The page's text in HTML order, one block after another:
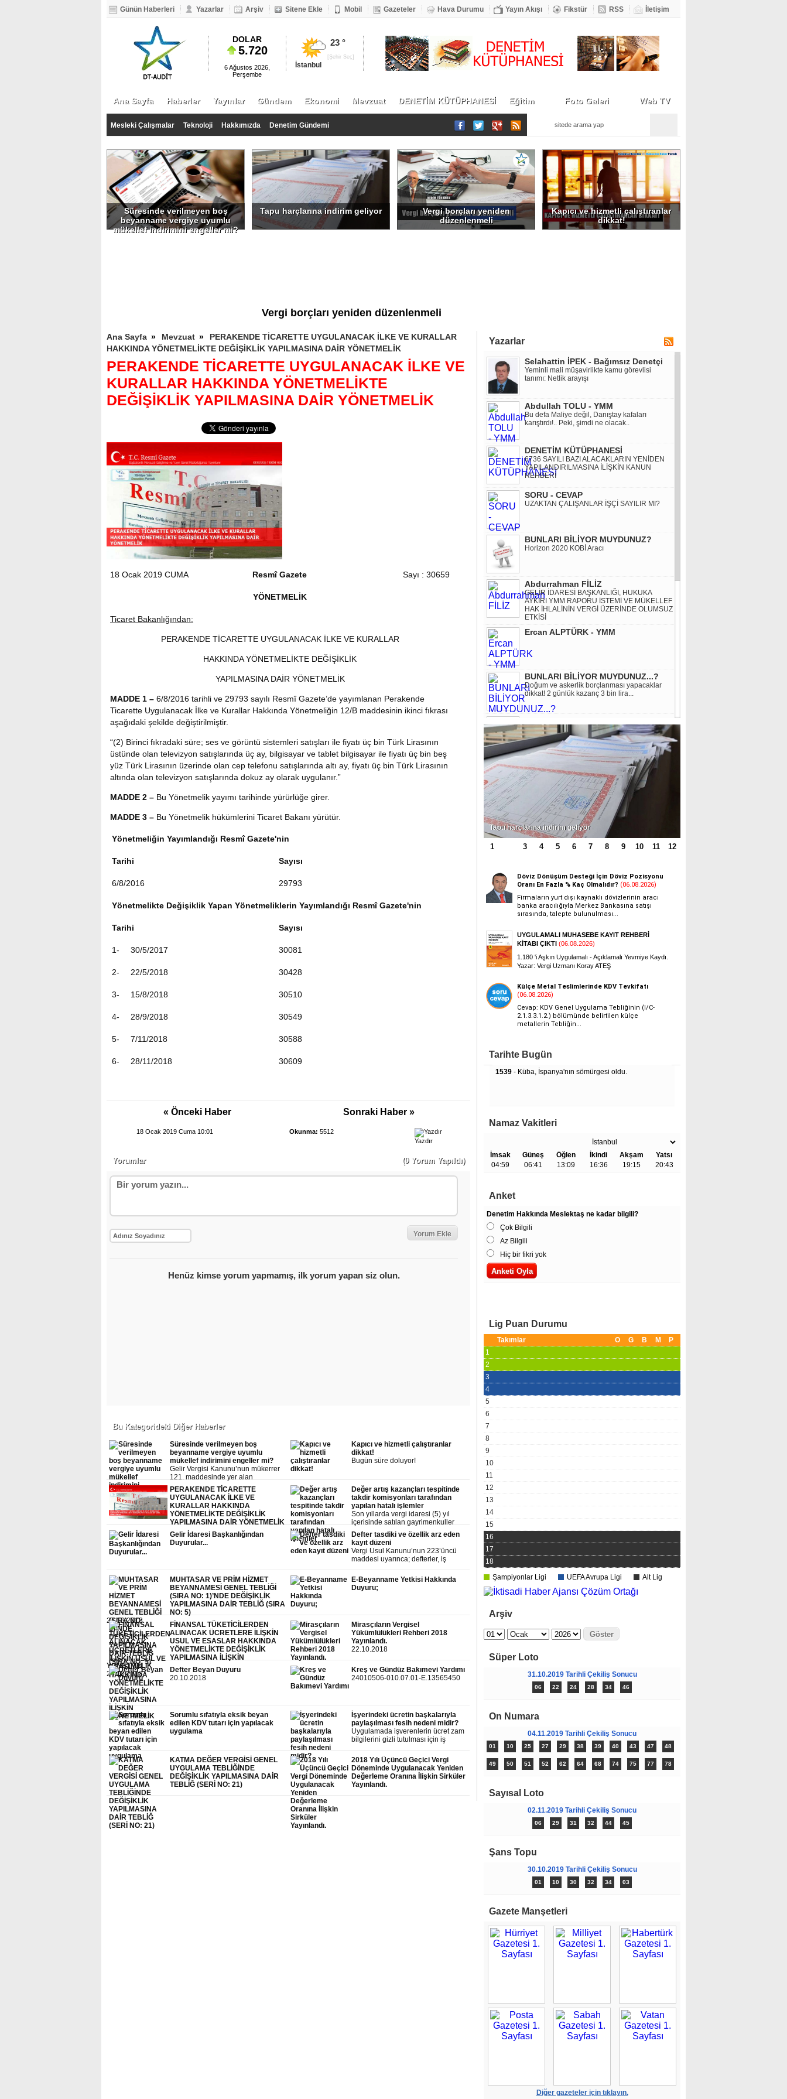
Günün Haberleri Yazarlar Arşiv Sitene Ekle Mobil Gazeteler Hava Durumu Yayın Akışı Fikstür RSS İletişim
BIST 100
99.806
EURO
6.415
DOLAR
5.720
ALTIN
261.2
6 Ağustos 2026,
Perşembe
İstanbul
[Şehir Seç]
23 °
Ana Sayfa Haberler Yayınlar Gündem Ekonomi Mevzuat DENETİM KÜTÜPHANESİ Eğitim Foto Galeri Web TV
Mesleki Çalışmalar Teknoloji Hakkımızda Denetim Gündemi
Süresinde verilmeyen boş
beyanname vergiye uyumlu
mükellef indirimini engeller mi?
Tapu harçlarına indirim geliyor
Vergi borçları yeniden
düzenlenmeli
Kapıcı ve hizmetli çalıştıranlar
dikkat!
Vergi borçları yeniden düzenlenmeli
Ana Sayfa » Mevzuat » PERAKENDE TİCARETTE UYGULANACAK İLKE VE KURALLAR
HAKKINDA YÖNETMELİKTE DEĞİŞİKLİK YAPILMASINA DAİR YÖNETMELİK
PERAKENDE TİCARETTE UYGULANACAK İLKE VE
KURALLAR HAKKINDA YÖNETMELİKTE
DEĞİŞİKLİK YAPILMASINA DAİR YÖNETMELİK
18 Ocak 2019 CUMA Resmî Gazete Sayı : 30659
YÖNETMELİK
Ticaret Bakanlığından:
PERAKENDE TİCARETTE UYGULANACAK İLKE VE KURALLAR
HAKKINDA YÖNETMELİKTE DEĞİŞİKLİK
YAPILMASINA DAİR YÖNETMELİK
MADDE 1 – 6/8/2016 tarihli ve 29793 sayılı Resmî Gazete’de yayımlanan Perakende
Ticarette Uygulanacak İlke ve Kurallar Hakkında Yönetmeliğin 12/B maddesinin ikinci fıkrası
aşağıdaki şekilde değiştirilmiştir.
“(2) Birinci fıkradaki süre; ses ve görüntü sistemleri satışları ile fiyatı üç bin Türk Lirasının
üstünde olan televizyon satışlarında üç ay, bilgisayar ve tablet bilgisayar ile fiyatı üç bin beş
yüz Türk Lirasının üzerinde olan cep telefonu satışlarında altı ay, fiyatı üç bin Türk Lirasının
altında olan televizyon satışlarında dokuz ay olarak uygulanır.”
MADDE 2 – Bu Yönetmelik yayımı tarihinde yürürlüğe girer.
MADDE 3 – Bu Yönetmelik hükümlerini Ticaret Bakanı yürütür.
Yönetmeliğin Yayımlandığı Resmî Gazete'nin
Tarihi Sayısı
6/8/2016 29793
Yönetmelikte Değişiklik Yapan Yönetmeliklerin Yayımlandığı Resmî Gazete'nin
Tarihi Sayısı
1- 30/5/2017 30081
2- 22/5/2018 30428
3- 15/8/2018 30510
4- 28/9/2018 30549
5- 7/11/2018 30588
6- 28/11/2018 30609
« Önceki Haber Sonraki Haber »
18 Ocak 2019 Cuma 10:01 Okunma: 5512
Yazdır
(0 Yorum Yapıldı)
Yorumlar
Bu Kategorideki Diğer Haberler
Süresinde verilmeyen boş
beyanname vergiye uyumlu
mükellef indirimini engeller mi?
Gelir Vergisi Kanunu’nun mükerrer
121. maddesinde yer alan
düzenleme kapsamında, vergiye
uyumlu olarak tanımlanan bazı
mükellefler, beyannameleri
üzerinden hesaplanan verginin
%5’ini ödenmesi gereken gelir veya
kurumlar vergisinden indirilebiliyor.
Kapıcı ve hizmetli çalıştıranlar
dikkat!
Bugün süre doluyor!
PERAKENDE TİCARETTE
UYGULANACAK İLKE VE
KURALLAR HAKKINDA
YÖNETMELİKTE DEĞİŞİKLİK
YAPILMASINA DAİR YÖNETMELİK
Değer artış kazançları tespitinde
takdir komisyonları tarafından
yapılan hatalı işlemler
Son yıllarda vergi idaresi (5) yıl
içerisinde satılan gayrimenkuller
üzerinden elde edilen kazançları
vergileme yönünde çalışmalar
yapmaktadır.
Gelir İdaresi Başkanlığından
Duyurular...
Defter tasdiki ve özellik arz eden
kayıt düzeni
Vergi Usul Kanunu’nun 223’üncü
maddesi uyarınca; defterler, iş
ikametgâhın bulunduğu yerdeki
noter veya noterlik görevini ifa ile
mükellef olanlar, menkul kıymet ve
MUHTASAR VE PRİM HİZMET
BEYANNAMESİ GENEL TEBLİĞİ
(SIRA NO: 1)’NDE DEĞİŞİKLİK
YAPILMASINA DAİR TEBLİĞ (SIRA
NO: 5)
27.10.2018
E-Beyanname Yetkisi Hakkında
Duyuru;
FİNANSAL TÜKETİCİLERDEN
ALINACAK ÜCRETLERE İLİŞKİN
USUL VE ESASLAR HAKKINDA
YÖNETMELİKTE DEĞİŞİKLİK
YAPILMASINA İLİŞKİN
YÖNETMELİK
24.10.2018
Mirasçıların Vergisel
Yükümlülükleri Rehberi 2018
Yayınlandı.
22.10.2018
Defter Beyan Duyuru
20.10.2018
Kreş ve Gündüz Bakımevi Yardımı
24010506-010.07.01-E.13565450
Sorumlu sıfatıyla eksik beyan
edilen KDV tutarı için yapılacak
uygulama
İşyerindeki ücretin başkalarıyla
paylaşılması fesih nedeni midir?
Uygulamada işverenlerin ücret zam
bilgilerini gizli tutulması için iş
da ayrı bir gizlilik sözleşmesi yaparak
ücret gizliliği politikası uyguladıkları
bilinen bir gerçektir.
KATMA DEĞER VERGİSİ GENEL
UYGULAMA TEBLİĞİNDE
DEĞİŞİKLİK YAPILMASINA DAİR
TEBLİĞ (SERİ NO: 21)
2018 Yılı Üçüncü Geçici Vergi
Döneminde Uygulanacak Yeniden
Değerleme Oranına İlişkin Sirküler
Yayınlandı.
Yazarlar
Selahattin İPEK - Bağımsız Denetçi
Yeminli mali müşavirlikte kamu görevlisi
tanımı: Netlik arayışı
Abdullah TOLU - YMM
Bu defa Maliye değil, Danıştay kafaları
karıştırdı!.. Peki, şimdi ne olacak..
DENETİM KÜTÜPHANESİ
6736 SAYILI BAZI ALACAKLARIN YENİDEN
YAPILANDIRILMASINA İLİŞKİN KANUN
REHBERİ
SORU - CEVAP
UZAKTAN ÇALIŞANLAR İŞÇİ SAYILIR MI?
BUNLARI BİLİYOR MUYDUNUZ?
Horizon 2020 KOBİ Aracı
Abdurrahman FİLİZ
GELİR İDARESİ BAŞKANLIĞI, HUKUKA
AYKIRI YMM RAPORU İSTEMİ VE MÜKELLEF
HAK İHLALİNİN VERGİ ÜZERİNDE OLUMSUZ
ETKİSİ
Ercan ALPTÜRK - YMM
BUNLARI BİLİYOR MUYDUNUZ...?
Doğum ve askerlik borçlanması yapacaklar
dikkat! 2 günlük kazanç 3 bin lira...
TMUD Başkanı YMM Arif Aytulun Bağımsız
Denetim Yönetmeliği'nin son halini
düzenlemiş. Teşekkürler Arif Üstad.
Aynur SÖNMEZ
TÜRKİYE’ DE YABANCILARIN TAŞINMAZ
EDİNİMİ
Cevdet AKÇAKOCA
Şirket tasfiyesinde sermayeye eklenen kar
payı vergilendirilmeyecek
PARAYA İNDİRİMLİ ORANDA KDV
UYGULANIR MI ?
Talha APAK
Elektronik Ortamda Yazışma Kuralları
Tapu harçlarına indirim geliyor
1 3 4 5 6 7 8 9 10 11 12
Tarihte Bugün
1539 - Küba, İspanya'nın sömürgesi oldu.
Namaz Vakitleri
İmsak
04:59
Güneş
06:41
Öğlen
13:09
İkindi
16:36
Akşam
19:15
Yatsı
20:43
Anket
Denetim Hakkında Meslektaş ne kadar bilgili?
Çok Bilgili
Az Bilgili
Hiç bir fikri yok
Lig Puan Durumu
Takımlar O G B M
P
1
2
3
4
5
6
7
8
9
10
11
12
13
14
15
16
17
18
Şampiyonlar Ligi
UEFA Avrupa Ligi Alt Lig
Arşiv
Süper Loto
31.10.2019 Tarihli Çekiliş Sonucu
06 22 24 28 34 46
On Numara
04.11.2019 Tarihli Çekiliş Sonucu
01 10 25 27 29 38 39 40 43 47 48
49 50 51 52 62 64 68 74 75 77 78
Sayısal Loto
02.11.2019 Tarihli Çekiliş Sonucu
06 29 31 32 44 45
Şans Topu
30.10.2019 Tarihli Çekiliş Sonucu
01 10 30 32 34 03
Gazete Manşetleri
Diğer gazeteler için tıklayın.